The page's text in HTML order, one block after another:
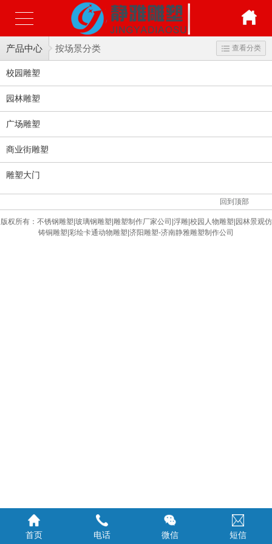
产品中心 按场景分类 查看分类
校园雕塑
园林雕塑
广场雕塑
商业街雕塑
雕塑大门
回到顶部
版权所有： 不锈钢雕塑|玻璃钢雕塑|雕塑制作厂家公司|浮雕|校园人物雕塑|园林景观仿
铸铜雕塑|彩绘卡通动物雕塑|济阳雕塑-济南静雅雕塑制作公司
首页 电话 微信 短信